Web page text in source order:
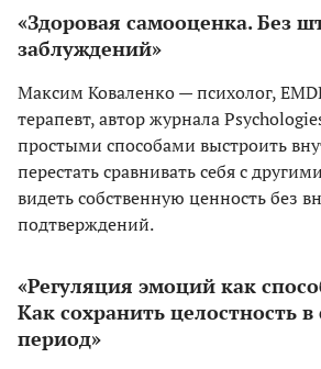
«Здоровая самооценка. Без
заблуждений»
Максим Коваленко — психолог,
терапевт, автор журнала
простыми способами выстроить
перестать сравнивать себя с
видеть собственную ценность без
подтверждений.
«Регуляция эмоций как
Как сохранить целостность в
период»